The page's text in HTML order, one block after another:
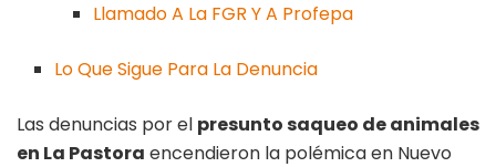
Llamado A La FGR Y A Profepa
Lo Que Sigue Para La Denuncia
Las denuncias por el presunto saqueo de animales
en La Pastora encendieron la polémica en Nuevo